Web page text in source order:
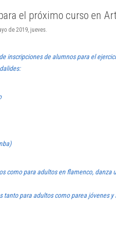
el próximo curso en
de 2019, jueves.
inscripciones de alumnos para el
como para adultos en flamenco, danza
tanto para adultos como parea jóvenes y